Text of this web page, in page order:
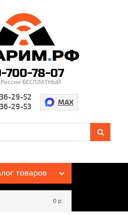
700-78-07
России БЕСПЛАТНЫЙ
29-52
29-53
MAX
товаров
0 р.